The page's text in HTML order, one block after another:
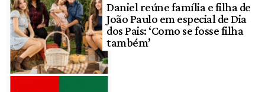
Daniel reúne família e filha de
João Paulo em especial de Dia
dos Pais: ‘Como se fosse filha
também’